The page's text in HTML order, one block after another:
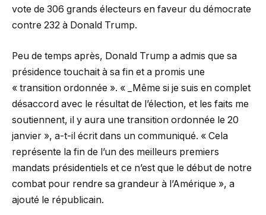
vote de 306 grands électeurs en faveur du démocrate
contre 232 à Donald Trump.
Peu de temps après, Donald Trump a admis que sa
présidence touchait à sa fin et a promis une
« transition ordonnée ». « _Même si je suis en complet
désaccord avec le résultat de l’élection, et les faits me
soutiennent, il y aura une transition ordonnée le 20
janvier », a-t-il écrit dans un communiqué. « Cela
représente la fin de l’un des meilleurs premiers
mandats présidentiels et ce n’est que le début de notre
combat pour rendre sa grandeur à l’Amérique », a
ajouté le républicain.